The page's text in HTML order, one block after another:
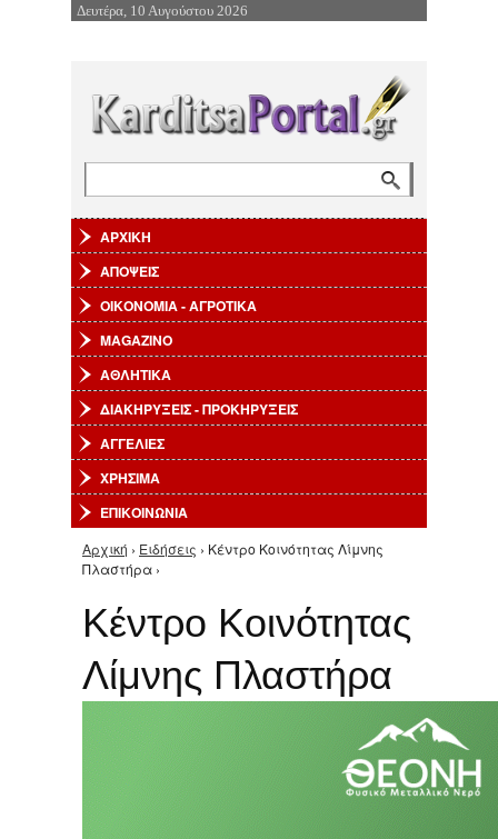
Επιστροφή στην Πλοήγηση
Δευτέρα, 10 Αυγούστου 2026
ΑΡΧΙΚΗ
ΑΠΟΨΕΙΣ
ΟΙΚΟΝΟΜΙΑ - ΑΓΡΟΤΙΚΑ
MAGAZINO
ΑΘΛΗΤΙΚΑ
ΔΙΑΚΗΡΥΞΕΙΣ - ΠΡΟΚΗΡΥΞΕΙΣ
ΑΓΓΕΛΙΕΣ
ΧΡΗΣΙΜΑ
ΕΠΙΚΟΙΝΩΝΙΑ
Είστε εδώ
Αρχική › Ειδήσεις › Κέντρο Κοινότητας Λίμνης
Πλαστήρα ›
Κέντρο Κοινότητας
Λίμνης Πλαστήρα